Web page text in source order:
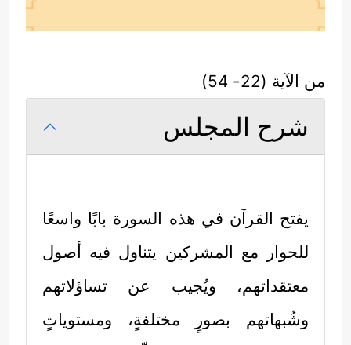
من الآية (22- 54)
شرح المجلس
يفتح القرآن في هذه السورة بابًا واسعًا
للحوار مع المشركين يتناول فيه أصول
معتقداتهم، ويُجيب عن تساؤلاتهم
وشُبهاتهم بصورٍ مختلفةٍ، ومستوياتٍ